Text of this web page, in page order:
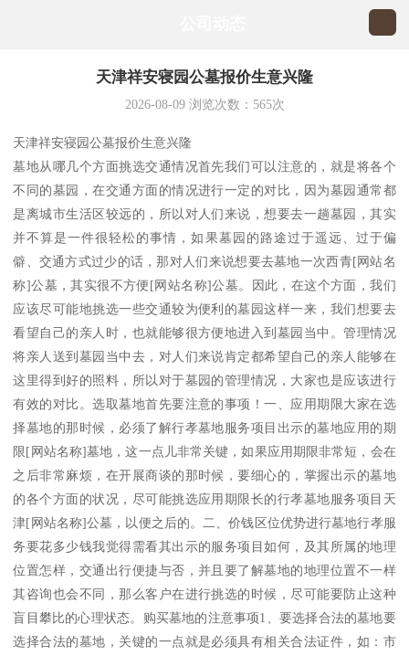
天津祥安寝园公墓报价生意兴隆
2026-08-09浏览次数： 565次
天津祥安寝园公墓报价生意兴隆
墓地从哪几个方面挑选交通情况首先我们可以注意的，就是将各个
不同的墓园，在交通方面的情况进行一定的对比，因为墓园通常都
是离城市生活区较远的，所以对人们来说，想要去一趟墓园，其实
并不算是一件很轻松的事情，如果墓园的路途过于遥远、过于偏
僻、交通方式过少的话，那对人们来说想要去墓地一次西青[网站名
称]公墓，其实很不方便[网站名称]公墓。因此，在这个方面，我们
应该尽可能地挑选一些交通较为便利的墓园这样一来，我们想要去
看望自己的亲人时，也就能够很方便地进入到墓园当中。管理情况
将亲人送到墓园当中去，对人们来说肯定都希望自己的亲人能够在
这里得到好的照料，所以对于墓园的管理情况，大家也是应该进行
有效的对比。选取墓地首先要注意的事项！一、应用期限大家在选
择墓地的那时候，必须了解行孝墓地服务项目出示的墓地应用的期
限[网站名称]墓地，这一点儿非常关键，如果应用期限非常短，会在
之后非常麻烦，在开展商谈的那时候，要细心的，掌握出示的墓地
的各个方面的状况，尽可能挑选应用期限长的行孝墓地服务项目天
津[网站名称]公墓，以便之后的。二、价钱区位优势进行墓地行孝服
务要花多少钱我觉得需看其出示的服务项目如何，及其所属的地理
位置怎样，交通出行便捷与否，并且要了解墓地的地理位置不一样
其咨询也会不同，那么客户在进行挑选的时候，尽可能要防止这种
盲目攀比的心理状态。购买墓地的注意事项1、要选择合法的墓地要
选择合法的墓地，关键的一点就是必须具有相关合法证件，如：市